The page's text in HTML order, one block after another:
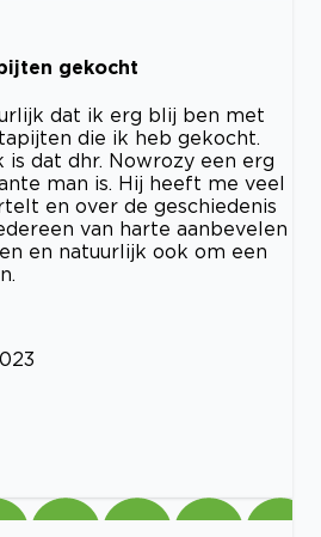
gekocht
dat ik erg blij ben met
die ik heb gekocht.
is dat dhr. Nowrozy een erg
man is. Hij heeft me veel
en over de geschiedenis
van harte aanbevelen
en natuurlijk ook om een